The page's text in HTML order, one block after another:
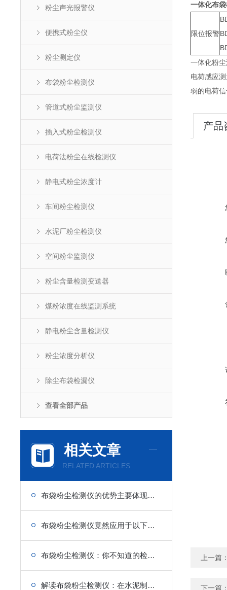
粉尘声光报警仪
便携式粉尘仪
粉尘测定仪
布袋粉尘检测仪
管道式粉尘监测仪
插入式粉尘检测仪
电荷法粉尘在线检测仪
静电式粉尘浓度计
车间粉尘检测仪
水泥厂粉尘检测仪
空间粉尘监测仪
粉尘含量检测变送器
煤粉浓度在线监测系统
静电粉尘含量检测仪
粉尘浓度分析仪
除尘布袋检漏仪
查看全部产品
相关文章
RELATED ARTICLES
布袋粉尘检测仪的优势主要体现在哪些方面？
布袋粉尘检测仪竟然应用于以下几大领域
布袋粉尘检测仪：你不知道的检测奥秘
解读布袋粉尘检测仪：在水泥制造中的 “降尘关键”
一体化布
限位报警
一体化粉
电荷感应
弱的电荷
产品
上一篇
下一篇